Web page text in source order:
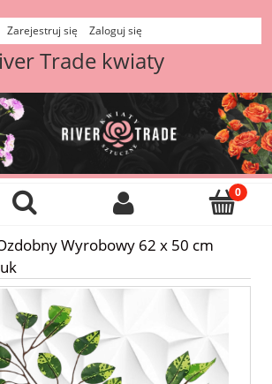
Zarejestruj się Zaloguj się
Trade kwiaty
Wyrobowy 62 x 50 cm